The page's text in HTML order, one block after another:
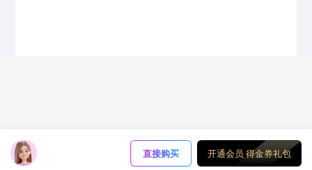
直接购买 开通会员 得金券礼包